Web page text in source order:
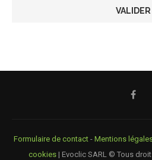
Formulaire de contact - Mentions
cookies| Evoclic SARL © Tous